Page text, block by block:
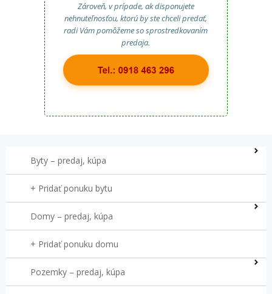
Zároveň, v prípade, ak disponujete
nehnuteľnosťou, ktorú by ste chceli predať,
radi Vám pomôžeme so sprostredkovaním
predaja.
Byty – predaj, kúpa
+ Pridať ponuku bytu
Domy – predaj, kúpa
+ Pridať ponuku domu
Pozemky – predaj, kúpa